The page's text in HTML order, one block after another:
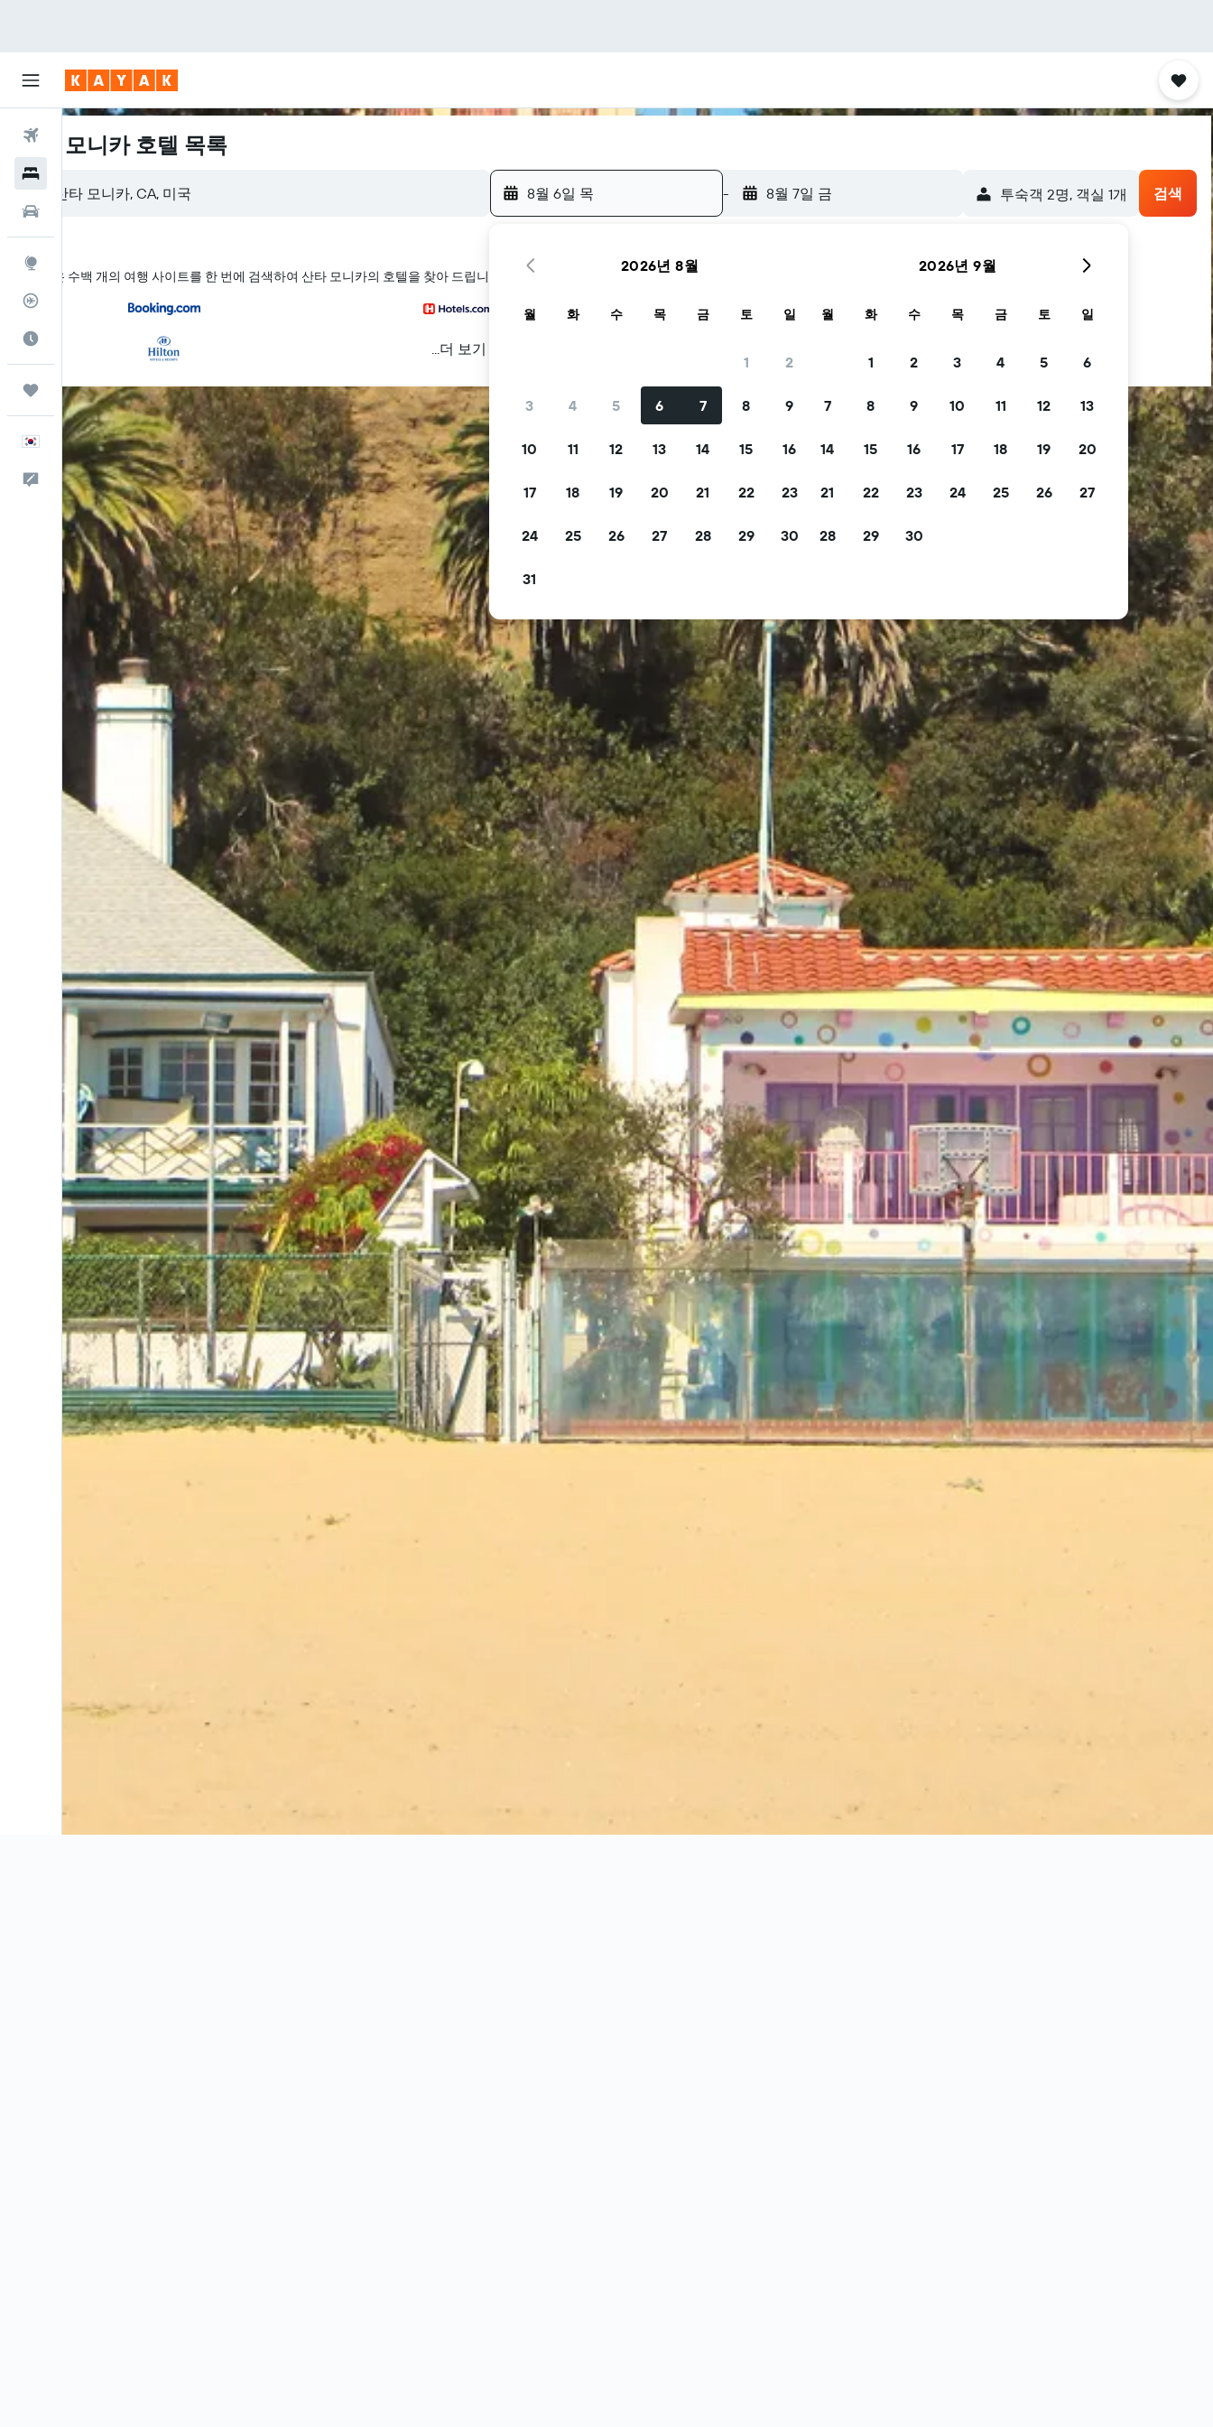
항공권
항공편 추적기
여행 가기 좋은 달
마이트립
한국어
피드백
산타 모니카 호텔 목록
8월 6일 목 - 8월 7일 금 ​투숙객 2​명, ​객실 1개 검색
KAYAK은 수백 개의 여행 사이트를 한 번에 검색하여 산타 모니카의 호텔을 찾아 드립니다
...더 보기
2026년 8월
월 화 수 목 금 토 일
1 2
3 4 5 6 7 8 9
10 11 12 13 14 15 16
17 18 19 20 21 22 23
24 25 26 27 28 29 30
31
2026년 9월
월 화 수 목 금 토 일
1 2 3 4 5 6
7 8 9 10 11 12 13
14 15 16 17 18 19 20
21 22 23 24 25 26 27
28 29 30